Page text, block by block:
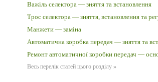
Важіль селектора — зняття та встановлення
Трос селектора — зняття, встановлення та
Манжети — заміна
Автоматична коробка передач — зняття та
Ремонт автоматичної коробки передач —
Весь перелік статей цього розділу »